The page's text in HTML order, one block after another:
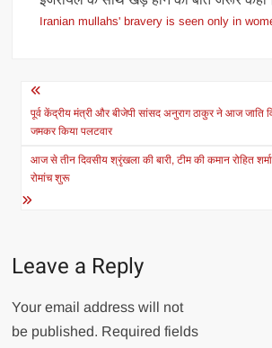
Iranian mullahs' bravery is seen only in
Post
navigation
पूर्व केंद्रीय मंत्री और बीजेपी सांसद अनुराग ठाकुर ने आज जाति
जमकर किया पलटवार
आज से तीन दिवसीय श्रृंखला की बारी, टीम की कमान रोहित
रोमांच शुरू
Leave a Reply
Your email address will not
be published. Required fields